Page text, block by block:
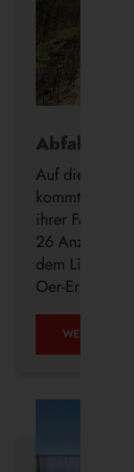
Abfahrt in
Auf die Minute
kommt: Die
ihrer
26 Anzeigern
dem
Oer-
WEITERLESEN